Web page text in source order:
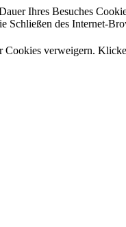
Ihres Besuches
Schließen des Internet-
Cookies verweigern.